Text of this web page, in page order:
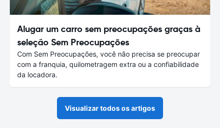
Alugar um carro sem preocupações graças à
seleção Sem Preocupações
Com Sem Preocupações, você não precisa se preocupar
com a franquia, quilometragem extra ou a confiabilidade
da locadora.
Visualizar todos os artigos